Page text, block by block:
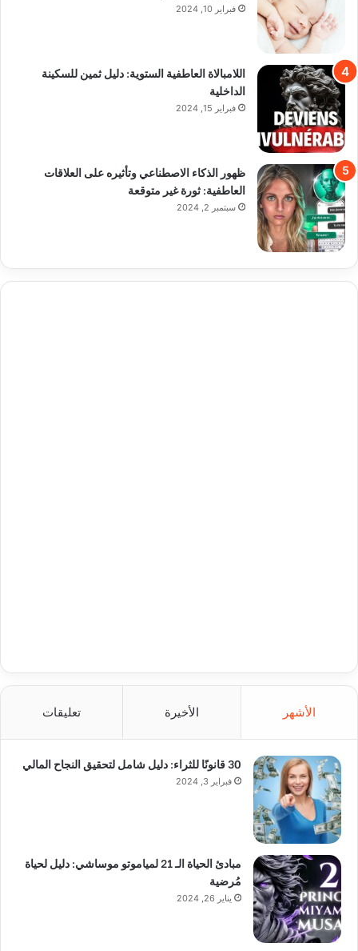
فبراير 10, 2024
اللامبالاة العاطفية الستوية: دليل ثمين للسكينة
الداخلية
فبراير 15, 2024
ظهور الذكاء الاصطناعي وتأثيره على العلاقات
العاطفية: ثورة غير متوقعة
سبتمبر 2, 2024
الأشهر الأخيرة تعليقات
30 قانونًا للثراء: دليل شامل لتحقيق النجاح المالي
فبراير 3, 2024
مبادئ الحياة الـ 21 لمياموتو موساشي: دليل لحياة
مُرضية
يناير 26, 2024